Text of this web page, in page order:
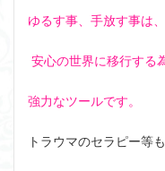
ゆるす事、手放す事は、
安心の世界に移行する
強力なツールです。
トラウマのセラピー等も